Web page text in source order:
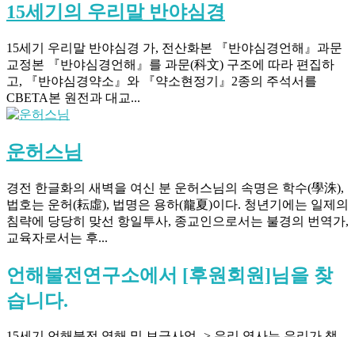
15세기의 우리말 반야심경
15세기 우리말 반야심경 가, 전산화본 『반야심경언해』과문
교정본 『반야심경언해』를 과문(科文) 구조에 따라 편집하
고, 『반야심경약소』와 『약소현정기』2종의 주석서를
CBETA본 원전과 대교...
운허스님
경전 한글화의 새벽을 여신 분 운허스님의 속명은 학수(學洙),
법호는 운허(耘虛), 법명은 용하(龍夏)이다. 청년기에는 일제의
침략에 당당히 맞선 항일투사, 종교인으로서는 불경의 번역가,
교육자로서는 후...
언해불전연구소에서 [후원회원]님을 찾
습니다.